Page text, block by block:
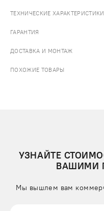
ТЕХНИЧЕСКИЕ ХАРАКТЕРИСТИКИ
ГАРАНТИЯ
ДОСТАВКА И МОНТАЖ
ПОХОЖИЕ ТОВАРЫ
УЗНАЙТЕ
ВАШИМИ
Мы вышлем вам